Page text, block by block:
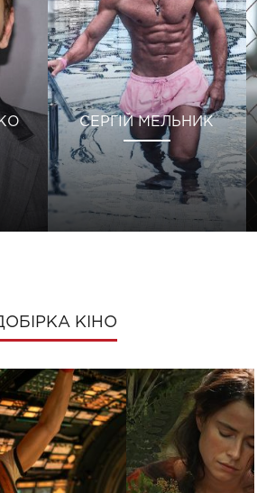
СЕРГІЙ МЕЛЬНИК
КІНО